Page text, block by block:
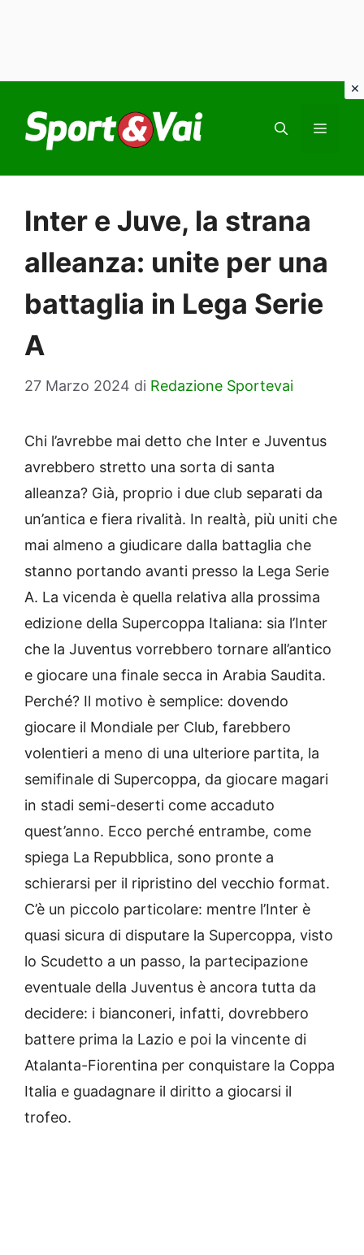
contenuto
Inter e Juve, la strana
alleanza: unite per una
battaglia in Lega Serie
A
27 Marzo 2024 di Redazione Sportevai
Chi l’avrebbe mai detto che Inter e Juventus
avrebbero stretto una sorta di santa
alleanza? Già, proprio i due club separati da
un’antica e fiera rivalità. In realtà, più uniti che
mai almeno a giudicare dalla battaglia che
stanno portando avanti presso la Lega Serie
A. La vicenda è quella relativa alla prossima
edizione della Supercoppa Italiana: sia l’Inter
che la Juventus vorrebbero tornare all’antico
e giocare una finale secca in Arabia Saudita.
Perché? Il motivo è semplice: dovendo
giocare il Mondiale per Club, farebbero
volentieri a meno di una ulteriore partita, la
semifinale di Supercoppa, da giocare magari
in stadi semi-deserti come accaduto
quest’anno. Ecco perché entrambe, come
spiega La Repubblica, sono pronte a
schierarsi per il ripristino del vecchio format.
C’è un piccolo particolare: mentre l’Inter è
quasi sicura di disputare la Supercoppa, visto
lo Scudetto a un passo, la partecipazione
eventuale della Juventus è ancora tutta da
decidere: i bianconeri, infatti, dovrebbero
battere prima la Lazio e poi la vincente di
Atalanta-Fiorentina per conquistare la Coppa
Italia e guadagnare il diritto a giocarsi il
trofeo.